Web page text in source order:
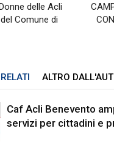
delle Acli
Comune di
ALTRO
Caf Acli Benevento
servizi per cittadini e